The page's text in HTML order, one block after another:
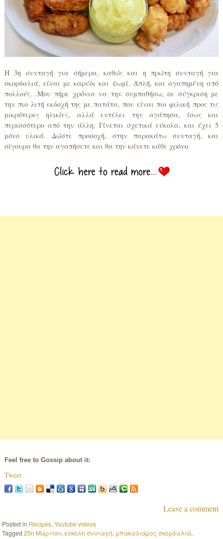
Η 3η συνταγή για σήμερα, καθώς και η πρώτη συνταγή για
σκορδαλιά, είναι με καρύδι και ψωμί. Απλή, και αγαπημένη από
πολλούς…Μου πήρε χρόνια να την συμπαθήσω, σε σύγκριση με
την πιο λιτή εκδοχή της με πατάτα, που είναι πιο φιλική προς τις
μικρότερες ηλικίες, αλλά εντέλει την αγάπησα, ίσως και
περισσότερο από την άλλη. Γίνεται σχετικά εύκολα, και έχει 5
μόνο υλικά. Δώστε προσοχή, στην παρακάτω συνταγή, και
σίγουρα θα την αγαπήσετε και θα την κάνετε κάθε χρόνο.
Feel free to Gossip about it:
Tweet
Leave a comment
Posted in Recipes,Youtube videos
Tagged25η Μαρτίου, εύκολη συνταγή, μπακαλιάρος σκορδαλιά,